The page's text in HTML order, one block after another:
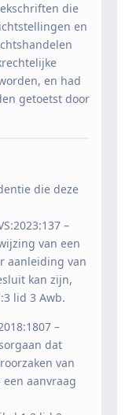
die
en
en had
getoetst door
die deze
–
van een
aanleiding van
kan zijn,
lid 3 Awb.
–
dat
van
aanvraag